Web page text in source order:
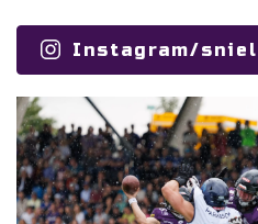
Instagram/